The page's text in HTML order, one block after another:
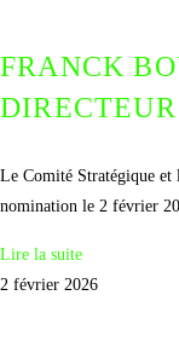
FRANCK
Le Comité Stratégique et
nomination le 2 février
Lire la suite
2 février 2026